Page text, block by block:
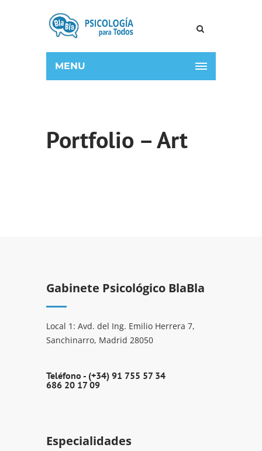
MENU
Portfolio – Art
Gabinete Psicológico BlaBla
Local 1: Avd. del Ing. Emilio Herrera 7,
Sanchinarro, Madrid 28050
Teléfono - (+34) 91 755 57 34
686 20 17 09
Especialidades